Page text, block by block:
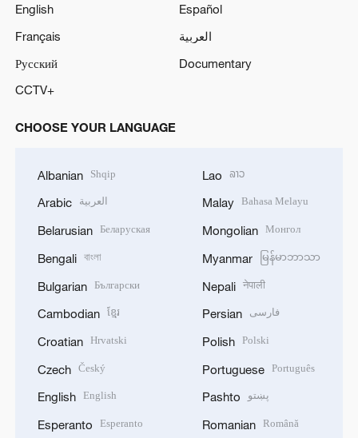
English
Español
Français
العربية
Русский
Documentary
CCTV+
CHOOSE YOUR LANGUAGE
Albanian Shqip
Arabic العربية
Belarusian Беларуская
Bengali বাংলা
Bulgarian Български
Cambodian ខ្មែរ
Croatian Hrvatski
Czech Český
English English
Esperanto Esperanto
Lao ລາວ
Malay Bahasa Melayu
Mongolian Монгол
Myanmar မြန်မာဘာသာ
Nepali नेपाली
Persian فارسی
Polish Polski
Portuguese Português
Pashto پښتو
Romanian Română